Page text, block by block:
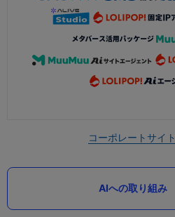
コーポレートサイト
AIへの取り組み